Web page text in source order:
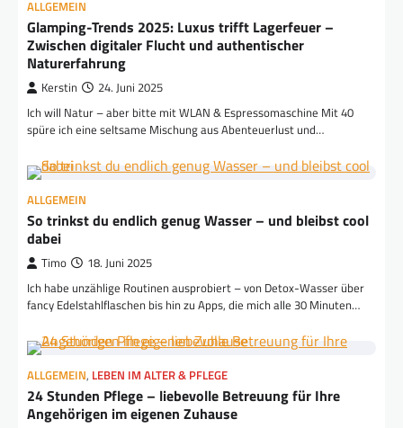
ALLGEMEIN
Glamping-Trends 2025: Luxus trifft Lagerfeuer –
Zwischen digitaler Flucht und authentischer
Naturerfahrung
Kerstin 24. Juni 2025
Ich will Natur – aber bitte mit WLAN & Espressomaschine Mit 40
spüre ich eine seltsame Mischung aus Abenteuerlust und…
ALLGEMEIN
So trinkst du endlich genug Wasser – und bleibst cool
dabei
Timo 18. Juni 2025
Ich habe unzählige Routinen ausprobiert – von Detox-Wasser über
fancy Edelstahlflaschen bis hin zu Apps, die mich alle 30 Minuten…
ALLGEMEIN, LEBEN IM ALTER & PFLEGE
24 Stunden Pflege – liebevolle Betreuung für Ihre
Angehörigen im eigenen Zuhause